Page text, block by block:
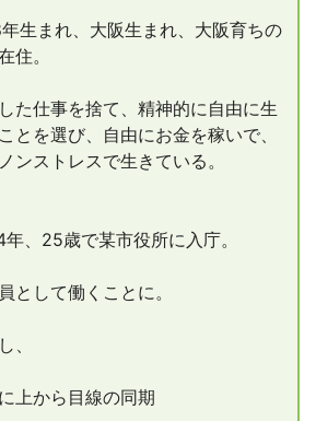
生まれ、大阪生まれ、大阪育ちの
住。
た仕事を捨て、精神的に自由に生
とを選び、自由にお金を稼いで、
ンストレスで生きている。
、25歳で某市役所に入庁。
として働くことに。
、
上から目線の同期